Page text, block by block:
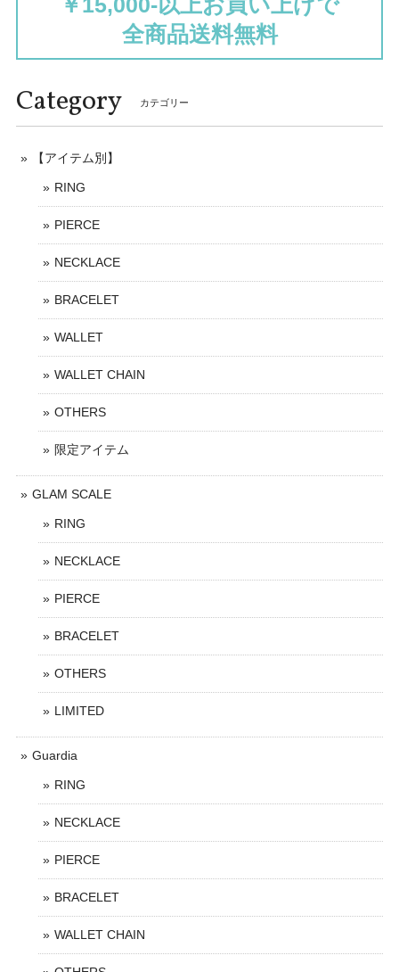
全商品送料無料
Category カテゴリー
【アイテム別】
RING
PIERCE
NECKLACE
BRACELET
WALLET
WALLET CHAIN
OTHERS
限定アイテム
GLAM SCALE
RING
NECKLACE
PIERCE
BRACELET
OTHERS
LIMITED
Guardia
RING
NECKLACE
PIERCE
BRACELET
WALLET CHAIN